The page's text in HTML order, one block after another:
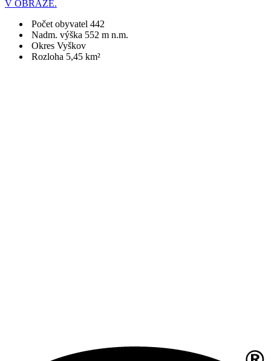
V OBRAZE.
Počet obyvatel 442
Nadm. výška 552 m n.m.
Okres Vyškov
Rozloha 5,45 km²